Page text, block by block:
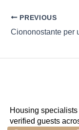
PREVIOUS
Housing
verified guests